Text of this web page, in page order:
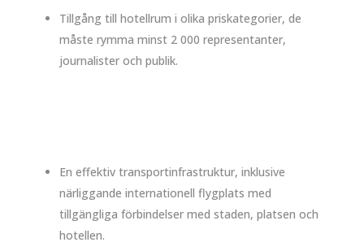
Tillgång till hotellrum i olika priskategorier, de
måste rymma minst 2 000 representanter,
journalister och publik.
En effektiv transportinfrastruktur, inklusive
närliggande internationell flygplats med
tillgängliga förbindelser med staden, platsen och
hotellen.